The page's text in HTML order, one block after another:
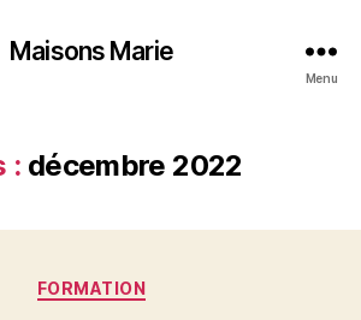
Maisons Marie
Menu
: décembre 2022
Catégories
FORMATION